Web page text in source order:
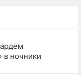
в ночники